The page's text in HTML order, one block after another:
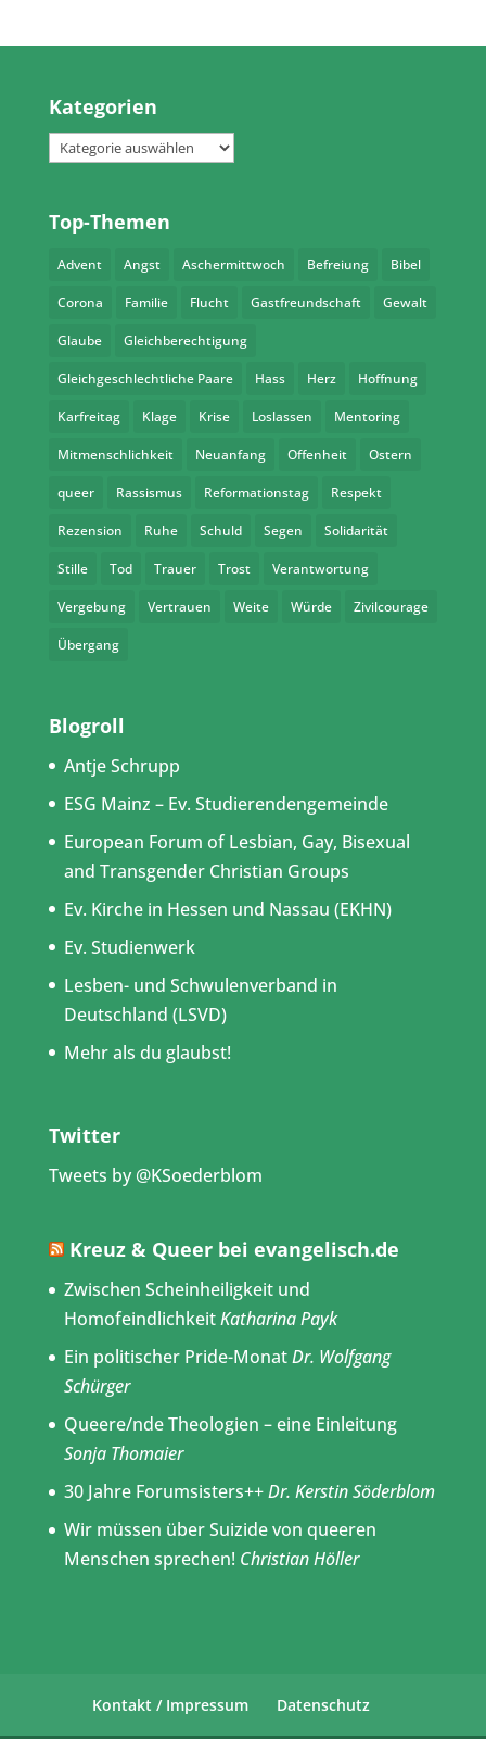
Kategorien
Kategorien
Top-Themen
Advent Angst Aschermittwoch Befreiung Bibel
Corona Familie Flucht Gastfreundschaft Gewalt
Glaube Gleichberechtigung
Gleichgeschlechtliche Paare Hass Herz Hoffnung
Karfreitag Klage Krise Loslassen Mentoring
Mitmenschlichkeit Neuanfang Offenheit Ostern
queer Rassismus Reformationstag Respekt
Rezension Ruhe Schuld Segen Solidarität
Stille Tod Trauer Trost Verantwortung
Vergebung Vertrauen Weite Würde Zivilcourage
Übergang
Blogroll
Antje Schrupp
ESG Mainz – Ev. Studierendengemeinde
European Forum of Lesbian, Gay, Bisexual
and Transgender Christian Groups
Ev. Kirche in Hessen und Nassau (EKHN)
Ev. Studienwerk
Lesben- und Schwulenverband in
Deutschland (LSVD)
Mehr als du glaubst!
Twitter
Tweets by @KSoederblom
Kreuz & Queer bei evangelisch.de
Zwischen Scheinheiligkeit und
HomofeindlichkeitKatharina Payk
Ein politischer Pride-MonatDr. Wolfgang
Schürger
Queere/nde Theologien – eine Einleitung
Sonja Thomaier
30 Jahre Forumsisters++Dr. Kerstin Söderblom
Wir müssen über Suizide von queeren
Menschen sprechen! Christian Höller
Kontakt / Impressum Datenschutz